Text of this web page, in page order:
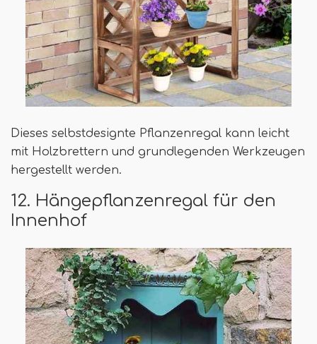
Dieses selbstdesignte Pflanzenregal kann leicht
mit Holzbrettern und grundlegenden Werkzeugen
hergestellt werden.
12. Hängepflanzenregal für den
Innenhof